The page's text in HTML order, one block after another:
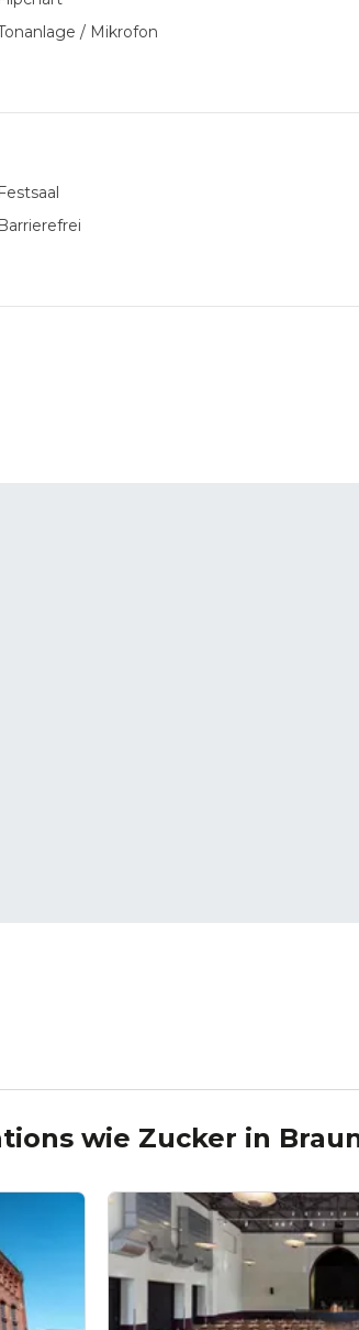
/ Mikrofon
Festsaal
Barrierefrei
wie Zucker in